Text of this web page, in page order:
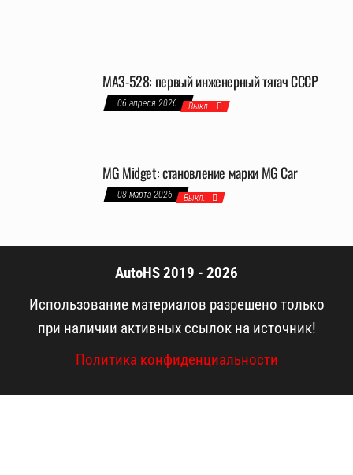
МАЗ-528: первый инженерный тягач СССР
06 апреля 2026 Выкл.
MG Midget: становление марки MG Car
08 марта 2026 Выкл.
AutoHS 2019 - 2026
Использование материалов разрешено только
при наличии активных ссылок на источник!
Политика конфиденциальности